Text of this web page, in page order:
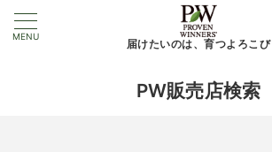
MENU
届けたいのは、育つよろこび
PW販売店検索